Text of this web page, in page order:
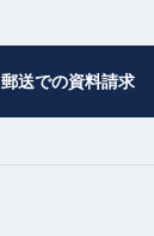
郵送での資料請求